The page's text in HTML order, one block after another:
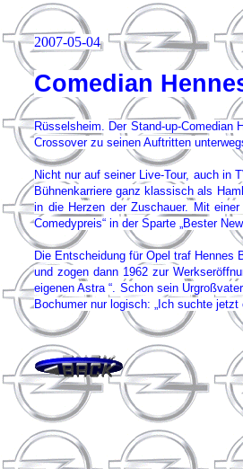
2007-05-04
Comedian
Rüsselsheim. Der Stand-up-Comedian
Crossover zu seinen Auftritten
Nicht nur auf seiner Live-Tour, auch in
Bühnenkarriere ganz klassisch als
in die Herzen der Zuschauer. Mit
Comedypreis“ in der Sparte „Bester
Die Entscheidung für Opel traf
und zogen dann 1962 zur
eigenen Astra “. Schon sein
Bochumer nur logisch: „Ich suchte